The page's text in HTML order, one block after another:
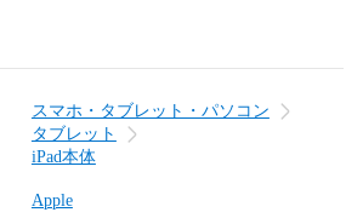
スマホ・タブレット・パソコン
タブレット
iPad本体
Apple